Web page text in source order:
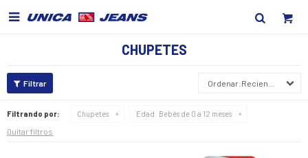

CHUPETES
Recientes
Filtrando por: Chupetes Edad: Bebés de 0 a 12 meses
Quitar filtros